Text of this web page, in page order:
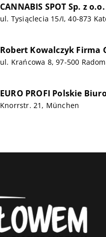
CANNABIS SPOT Sp. z o.o.
ul. Tysiąclecia 15/I, 40-873
Robert Kowalczyk Firma
ul. Krańcowa 8, 97-500
EURO PROFI Polskie
Knorrstr. 21, München